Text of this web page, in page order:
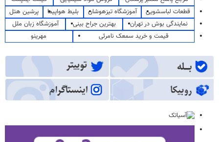
قطعات لباسشویی
آموزشگاه تیزهوشان بلیط هواپیما
پرشین هتل
نمایندگی بوش در تهران
بهترین جراح بینی
آموزشگاه زبان ملل
قیمت و خرید سمعک نامرئی
مهرینو